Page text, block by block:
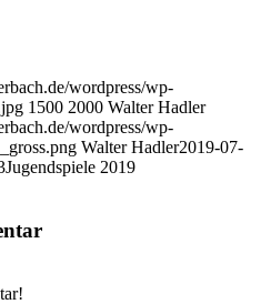
wordpress/wp-
1500 2000 Walter Hadler
wordpress/wp-
Walter Hadler2019-07-
Jugendspiele 2019